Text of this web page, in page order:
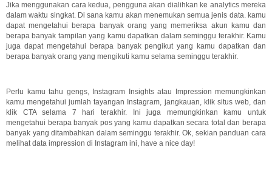
Jika menggunakan cara kedua, pengguna akan dialihkan ke analytics mereka
dalam waktu singkat. Di sana kamu akan menemukan semua jenis data. kamu
dapat mengetahui berapa banyak orang yang memeriksa akun kamu dan
berapa banyak tampilan yang kamu dapatkan dalam seminggu terakhir. Kamu
juga dapat mengetahui berapa banyak pengikut yang kamu dapatkan dan
berapa banyak orang yang mengikuti kamu selama seminggu terakhir.
Perlu kamu tahu gengs, Instagram Insights atau Impression memungkinkan
kamu mengetahui jumlah tayangan Instagram, jangkauan, klik situs web, dan
klik CTA selama 7 hari terakhir. Ini juga memungkinkan kamu untuk
mengetahui berapa banyak pos yang kamu dapatkan secara total dan berapa
banyak yang ditambahkan dalam seminggu terakhir. Ok, sekian panduan cara
melihat data impression di Instagram ini, have a nice day!